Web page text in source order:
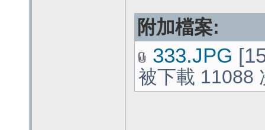
附加檔案:
333.JPG
被下載 11088